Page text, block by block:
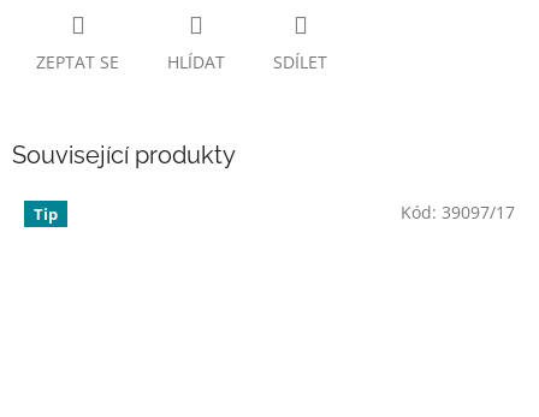
ZEPTAT SE HLÍDAT SDÍLET
Související produkty
Tip Kód: 39097/17